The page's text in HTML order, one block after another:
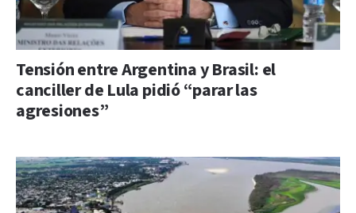
Tensión entre Argentina y Brasil: el
canciller de Lula pidió “parar las
agresiones”